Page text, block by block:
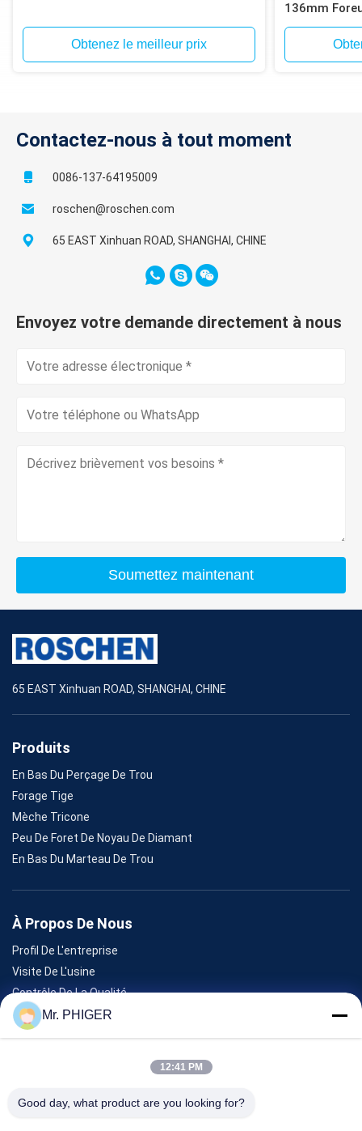
Obtenez le meilleur prix
136mm
Contactez-nous à tout moment
0086-137-64195009
roschen@roschen.com
65 EAST Xinhuan ROAD, SHANGHAI, CHINE
Envoyez votre demande directement à nous
Soumettez maintenant
65 EAST Xinhuan ROAD, SHANGHAI, CHINE
Produits
En Bas Du Perçage De Trou
Forage Tige
Mèche Tricone
Peu De Foret De Noyau De Diamant
En Bas Du Marteau De Trou
À Propos De Nous
Profil De L'entreprise
Visite De L'usine
Contrôle De La Qualité
Plan Du Site
Événements
Mr. PHIGER
12:41 PM
Good day, what product are you looking for?